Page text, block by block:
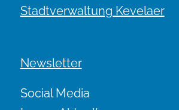
Stadtverwaltung Kevelaer
Newsletter
Social Media